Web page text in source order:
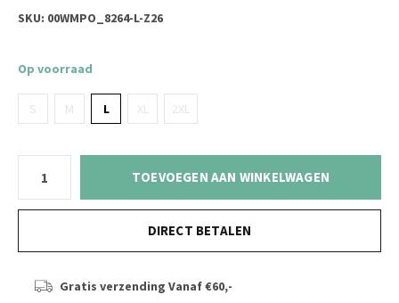
SKU: 00WMPO_8264-L-Z26
Op voorraad
S M L XL 2XL
TOEVOEGEN AAN WINKELWAGEN
DIRECT BETALEN
Gratis verzending Vanaf €60,-